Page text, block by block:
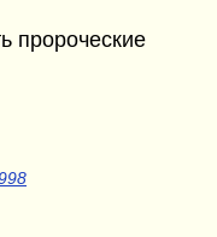
пророческие